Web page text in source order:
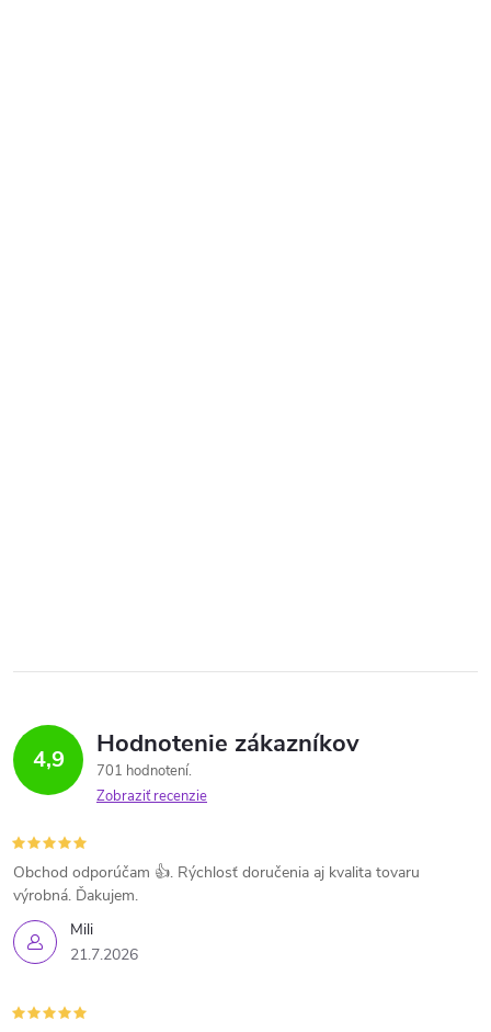
4,9 Hodnotenie zákazníkov
701 hodnotení
Zobraziť recenzie
Mili
21.7.2026
Obchod odporúčam 👍. Rýchlosť doručenia aj kvalita tovaru
výrobná. Ďakujem.